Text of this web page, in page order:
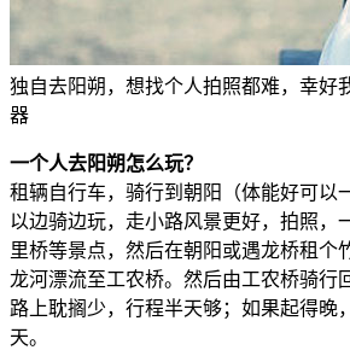
独自去阳朔，想找个人拍照都难，幸好
器
一个人去阳朔怎么玩？
租辆自行车，骑行到朝阳（体能好可以
以边骑边玩，走小路风景更好，拍照，
里桥等景点，然后在朝阳或遇龙桥租个
龙河漂流至工农桥。然后由工农桥骑行
路上耽搁少，行程半天够；如果起得晚
天。